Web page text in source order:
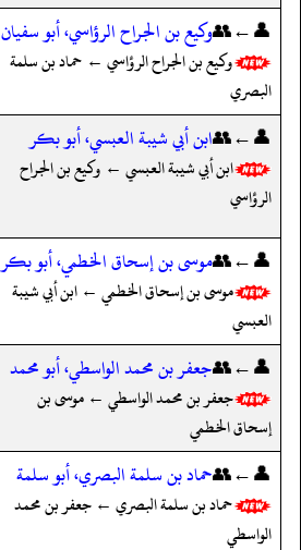
👤←👥وكيع بن الجراح الرؤاسي، أبو سفيان
وكيع بن الجراح الرؤاسي ← حماد بن سلمة
البصري
👤←👥ابن أبي شيبة العبسي، أبو بكر
ابن أبي شيبة العبسي ← وكيع بن الجراح
الرؤاسي
👤←👥موسى بن إسحاق الخطمي، أبو بكر
موسى بن إسحاق الخطمي ← ابن أبي شيبة
العبسي
👤←👥جعفر بن محمد الواسطي، أبو محمد
جعفر بن محمد الواسطي ← موسى بن
إسحاق الخطمي
👤←👥حماد بن سلمة البصري، أبو سلمة
حماد بن سلمة البصري ← جعفر بن محمد
الواسطي